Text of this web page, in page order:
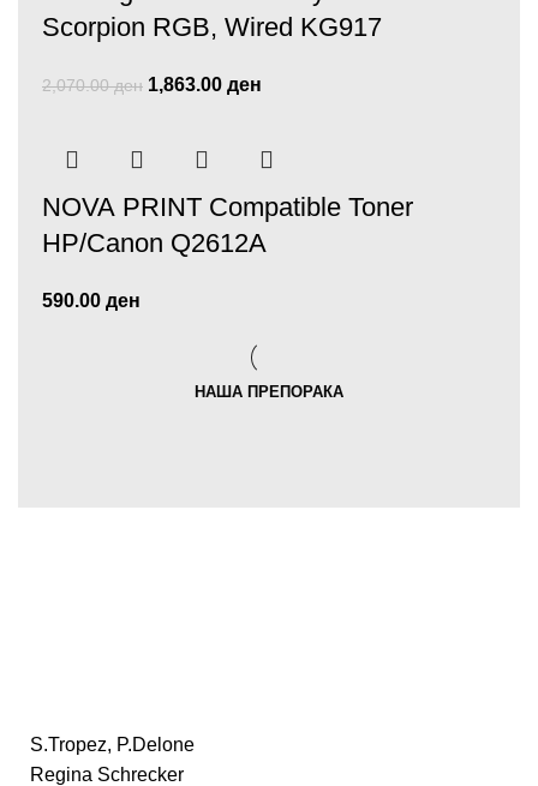
Scorpion RGB, Wired KG917
2,070.00ден 1,863.00 ден
NOVA PRINT Compatible Toner
HP/Canon Q2612A
590.00 ден
НАША ПРЕПОРАКА
S.Tropez, P.Delone
Regina Schrecker